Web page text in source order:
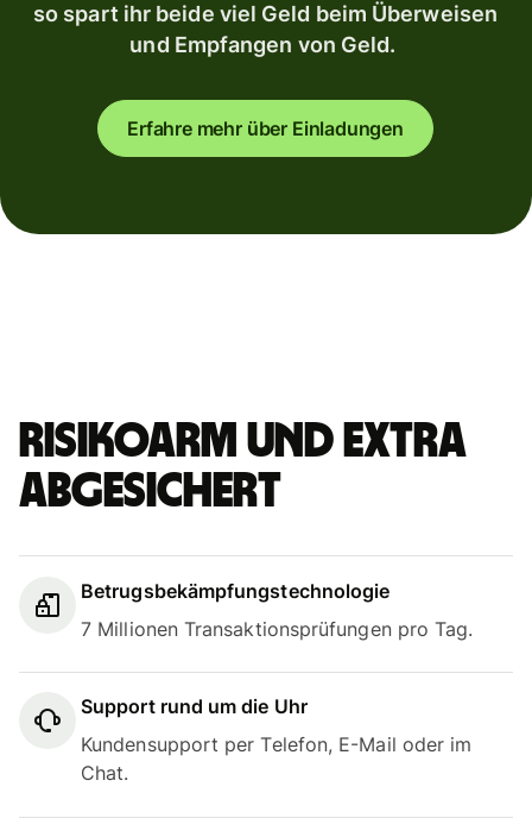
so spart ihr beide viel Geld beim Überweisen
und Empfangen von Geld.
Erfahre mehr über Einladungen
Risikoarm und extra
abgesichert
Betrugsbekämpfungstechnologie
7 Millionen Transaktionsprüfungen pro Tag.
Support rund um die Uhr
Kundensupport per Telefon, E-Mail oder im
Chat.